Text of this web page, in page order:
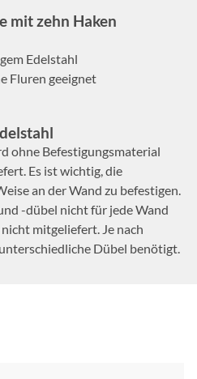
mit zehn Haken
Edelstahl
Fluren geeignet
ohne Befestigungsmaterial
Es ist wichtig, die
an der Wand zu befestigen.
-dübel nicht für jede Wand
mitgeliefert. Je nach
Dübel benötigt.